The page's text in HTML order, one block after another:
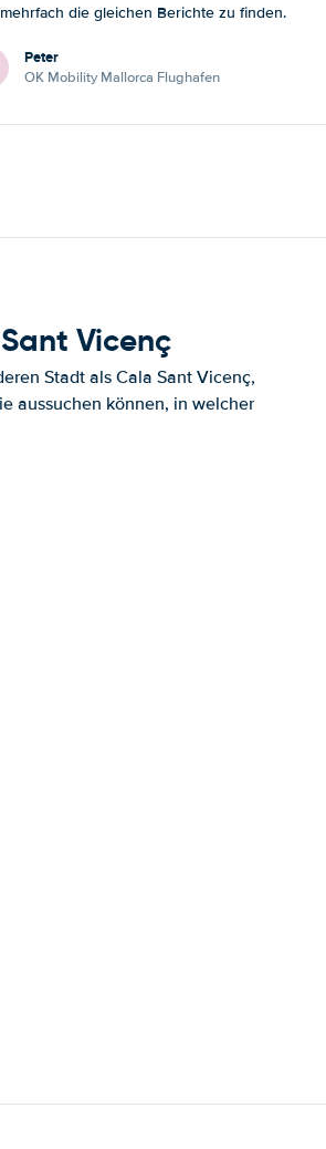
die gleichen Berichte zu finden.
Peter
OK Mobility Mallorca Flughafen
Vicenç
Stadt als Cala Sant Vicenç,
aussuchen können, in welcher